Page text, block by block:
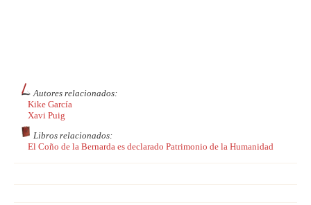
Autores relacionados:
Kike García
Xavi Puig
Libros relacionados:
El Coño de la Bernarda es declarado Patrimonio de la Humanidad